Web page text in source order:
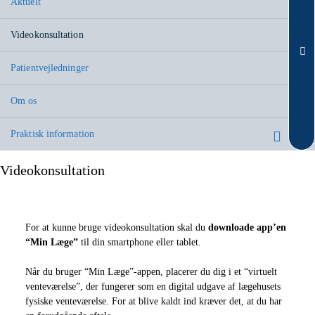
Videokonsultation
Patientvejledninger
Om os
Praktisk information
Videokonsultation
For at kunne bruge videokonsultation skal du downloade app’en
“Min Læge”til din smartphone eller tablet.
Når du bruger “Min Læge”-appen, placerer du dig i et “virtuelt
venteværelse”, der fungerer som en digital udgave af lægehusets
fysiske venteværelse. For at blive kaldt ind kræver det, at du har